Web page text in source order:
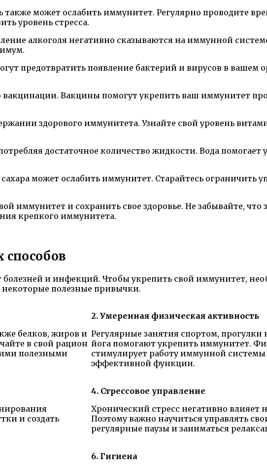
может ослабить иммунитет. Регулярно проводите
уровень стресса.
алкоголя негативно сказываются на иммунной
предотвратить появление бактерий и вирусов в вашем
вакцинации. Вакцины помогут укрепить ваш иммунитет
здорового иммунитета. Узнайте свой уровень
достаточное количество жидкости. Вода помогает
может ослабить иммунитет. Старайтесь ограничить
иммунитет и сохранить свое здоровье. Не забывайте,
крепкого иммунитета.
способов
и инфекций. Чтобы укрепить свой иммунитет,
полезные привычки.
белков, жиров и
в свой рацион
полезными
2. Умеренная физическая активность
Регулярные занятия спортом, прогулки
йога помогают укрепить иммунитет.
стимулирует работу иммунной системы
эффективной функции.
и создать
4. Стрессовое управление
Хронический стресс негативно влияет
Поэтому важно научиться управлять
регулярные паузы и заниматься
6. Гигиена